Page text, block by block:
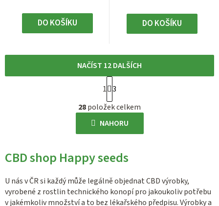
DO KOŠÍKU DO KOŠÍKU
O
v
l
á
a
í
p
NAČÍST 12 DALŠÍCH
S
t
r
á
n
v
á
n
í
1 3
28položek celkem
NAHORU
CBD shop Happy seeds
U nás v ČR si každý může legálně objednat CBD výrobky,
vyrobené z rostlin technického konopí pro jakoukoliv potřebu
v jakémkoliv množství a to bez lékařského předpisu. Výrobky a